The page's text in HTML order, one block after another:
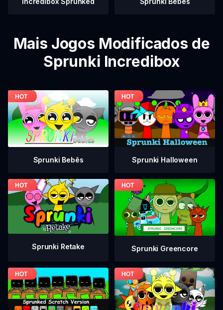
Mais Jogos Modificados de
Sprunki Incredibox
Sprunki Bebês Sprunki Halloween
Sprunki Retake Sprunki Greencore